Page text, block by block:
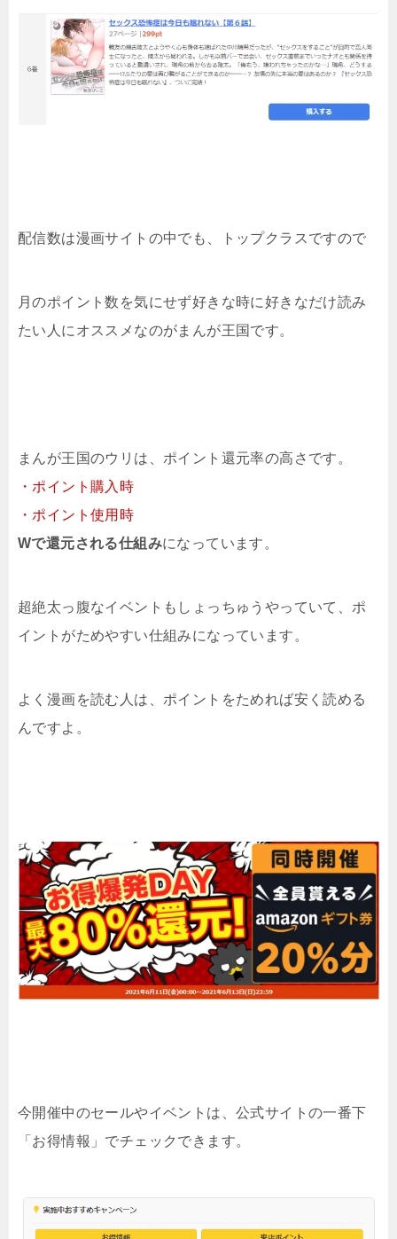
配信数は漫画サイトの中でも、トップクラスですので
月のポイント数を気にせず好きな時に好きなだけ読み
たい人にオススメなのがまんが王国です。
まんが王国のウリは、ポイント還元率の高さです。
・ポイント購入時
・ポイント使用時
Wで還元される仕組みになっています。
超絶太っ腹なイベントもしょっちゅうやっていて、ポ
イントがためやすい仕組みになっています。
よく漫画を読む人は、ポイントをためれば安く読める
んですよ。
今開催中のセールやイベントは、公式サイトの一番下
「お得情報」でチェックできます。